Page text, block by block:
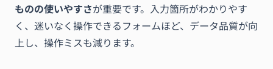
ものの使いやすさが重要です。入力箇所がわかりやす
く、迷いなく操作できるフォームほど、データ品質が向
上し、操作ミスも減ります。